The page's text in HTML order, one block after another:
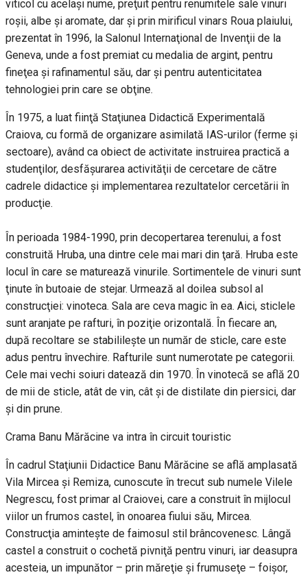
viticol cu acelaşi nume, preţuit pentru renumitele sale vinuri
roşii, albe şi aromate, dar şi prin mirificul vinars Roua plaiului,
prezentat în 1996, la Salonul Internaţional de Invenţii de la
Geneva, unde a fost premiat cu medalia de argint, pentru
fineţea şi rafinamentul său, dar şi pentru autenticitatea
tehnologiei prin care se obţine.
În 1975, a luat fiinţă Staţiunea Didactică Experimentală
Craiova, cu formă de organizare asimilată IAS-urilor (ferme şi
sectoare), având ca obiect de activitate instruirea practică a
studenţilor, desfăşurarea activităţii de cercetare de către
cadrele didactice şi implementarea rezultatelor cercetării în
producţie.
În perioada 1984-1990, prin decopertarea terenului, a fost
construită Hruba, una dintre cele mai mari din ţară. Hruba este
locul în care se maturează vinurile. Sortimentele de vinuri sunt
ţinute în butoaie de stejar. Urmează al doilea subsol al
construcţiei: vinoteca. Sala are ceva magic în ea. Aici, sticlele
sunt aranjate pe rafturi, în poziţie orizontală. În fiecare an,
după recoltare se stabilileşte un număr de sticle, care este
adus pentru învechire. Rafturile sunt numerotate pe categorii.
Cele mai vechi soiuri datează din 1970. În vinotecă se află 20
de mii de sticle, atât de vin, cât şi de distilate din piersici, dar
şi din prune.
Crama Banu Mărăcine va intra în circuit touristic
În cadrul Staţiunii Didactice Banu Mărăcine se află amplasată
Vila Mircea şi Remiza, cunoscute în trecut sub numele Vilele
Negrescu, fost primar al Craiovei, care a construit în mijlocul
viilor un frumos castel, în onoarea fiului său, Mircea.
Construcţia aminteşte de faimosul stil brâncovenesc. Lângă
castel a construit o cochetă pivniţă pentru vinuri, iar deasupra
acesteia, un impunător – prin măreţie şi frumuseţe – foişor,